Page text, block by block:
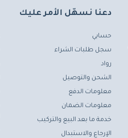
دعنا نسهّل الأمر عليك
حسابي
سجل طلبات الشراء
رواد
الشحن والتوصيل
معلومات الدفع
معلومات الضمان
خدمة ما بعد البيع والتركيب
الإرجاع والاستبدال